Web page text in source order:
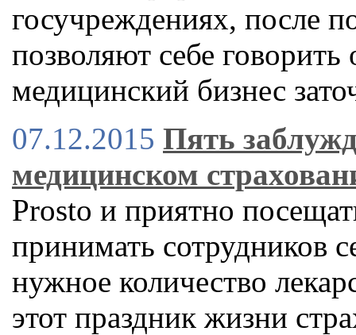
госучреждениях, после
позволяют себе
медицинский бизнес
07.12.2015 Пять
медицинском
Prosto и приятно
принимать сотрудников
нужное количество
этот праздник жизни